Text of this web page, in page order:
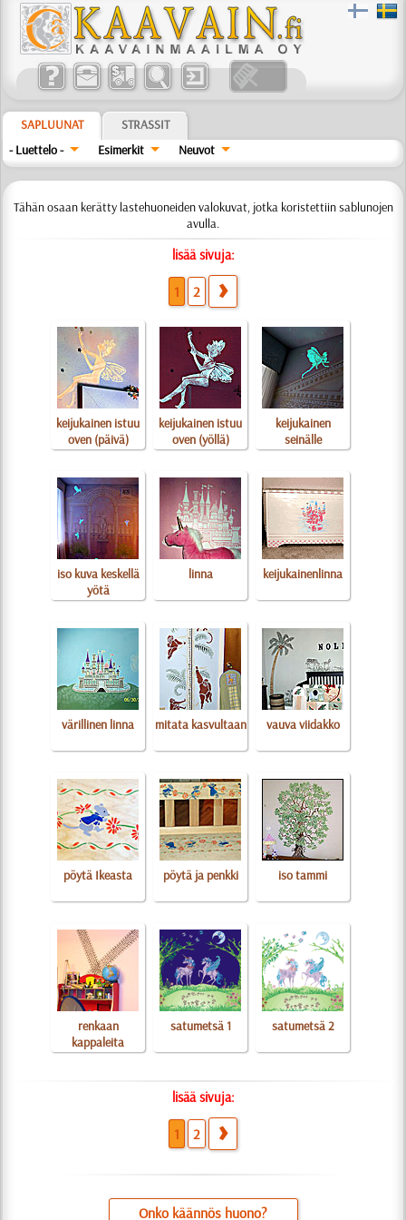
SAPLUUNAT
STRASSIT
- Luettelo -
Esimerkit Neuvot
Tähän osaan kerätty lastehuoneiden valokuvat, jotka koristettiin sablunojen
avulla.
lisää sivuja:
1 2
keijukainen istuu
oven (päivä)
keijukainen istuu
oven (yöllä)
keijukainen
seinälle
iso kuva keskellä
yötä
linna keijukainenlinna
värillinen linna mitata kasvultaan vauva viidakko
pöytä Ikeasta pöytä ja penkki iso tammi
renkaan
kappaleita
satumetsä 1 satumetsä 2
lisää sivuja:
1 2
Onko käännös huono?